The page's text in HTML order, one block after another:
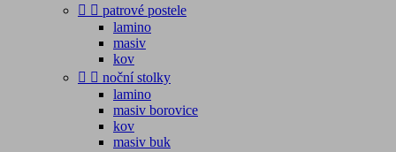
  patrové postele
lamino
masiv
kov
  noční stolky
lamino
masiv borovice
kov
masiv buk